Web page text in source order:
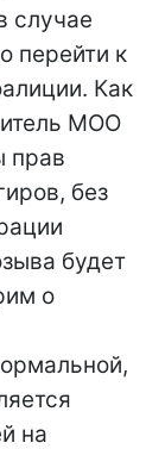
случае
перейти к
Как
МОО
прав
без
будет
о
на